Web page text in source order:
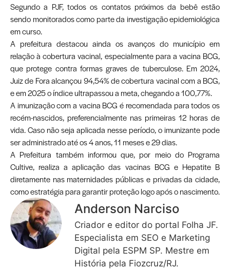
Segundo a PJF, todos os contatos próximos da bebê estão
sendo monitorados como parte da investigação epidemiológica
em curso.
A prefeitura destacou ainda os avanços do município em
relação à cobertura vacinal, especialmente para a vacina BCG,
que protege contra formas graves de tuberculose. Em 2024,
Juiz de Fora alcançou 94,54% de cobertura vacinal com a BCG,
e em 2025 o índice ultrapassou a meta, chegando a 100,77%.
A imunização com a vacina BCG é recomendada para todos os
recém-nascidos, preferencialmente nas primeiras 12 horas de
vida. Caso não seja aplicada nesse período, o imunizante pode
ser administrado até os 4 anos, 11 meses e 29 dias.
A Prefeitura também informou que, por meio do Programa
Cultive, realiza a aplicação das vacinas BCG e Hepatite B
diretamente nas maternidades públicas e privadas da cidade,
como estratégia para garantir proteção logo após o nascimento.
Anderson Narciso
Criador e editor do portal Folha JF.
Especialista em SEO e Marketing
Digital pela ESPM SP. Mestre em
História pela Fiozcruz/RJ.